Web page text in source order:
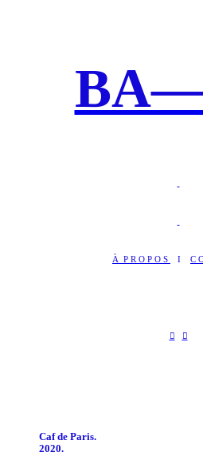
À P R O P O S I C
︎ ︎
Caf de Paris.
2020.